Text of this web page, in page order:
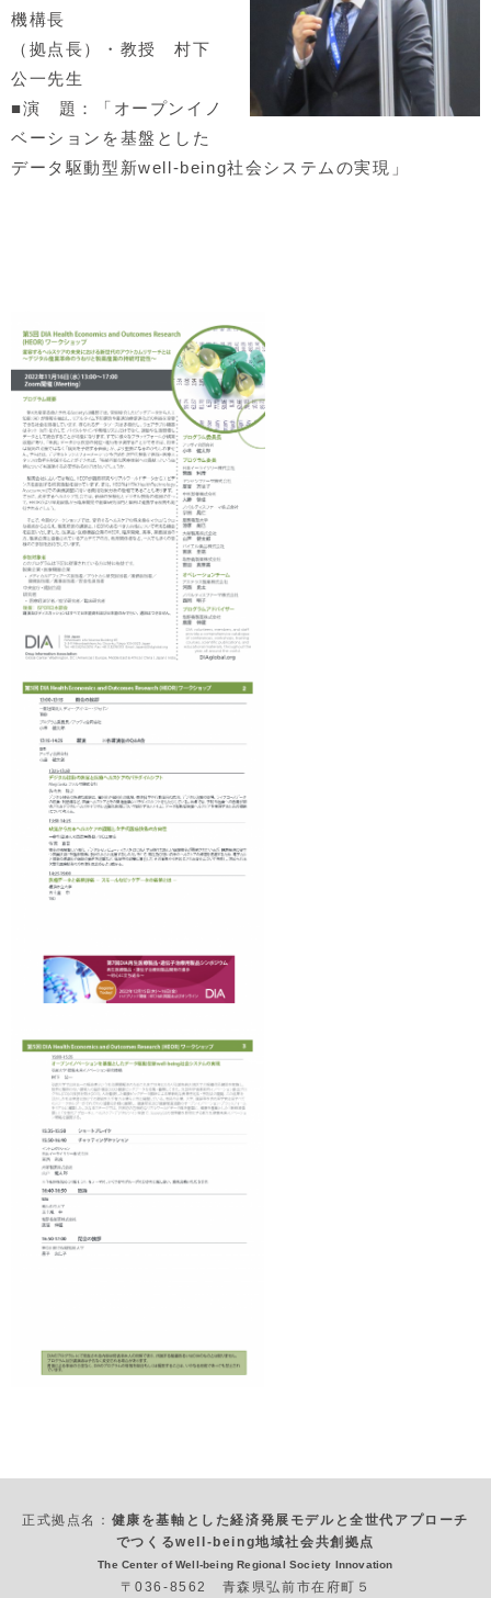
機構長
（拠点長）・教授 村下
公一先生
■演 題：「オープンイノ
ベーションを基盤とした
データ駆動型新well-being社会システムの実現」
正式拠点名： 健康を基軸とした経済発展モデルと全世代アプローチ
でつくるwell-being地域社会共創拠点
The Center of Well-being Regional Society Innovation
〒036-8562 青森県弘前市在府町５